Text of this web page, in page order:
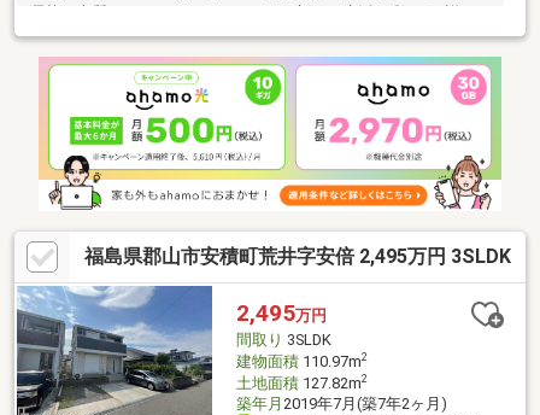
スタッフまでお問い合わせください♪◆おススメPoint！◆・太陽
光発電システム4.0Ｋ、蓄電池5.6ｋｗｈ・安心のオール電化住宅
♪・駐車スペース縦列２台・全居室収納がついているのでスッキリ
片付きます◆周辺環境◆・行健小学校 徒歩約22分・行健中学
校 徒歩約33分◆弊社の強み◆・経験豊富な弊社スタッフがご購
入のサポートを致します・平日、土日祝、夜間やお仕事帰りでも
内覧可
福島県郡山市安積町荒井字安倍 2,495万円 3SLDK
2,495万円
間取り 3SLDK
建物面積110.97m2
土地面積127.82m2
築年月 2019年7月(築7年2ヶ月)